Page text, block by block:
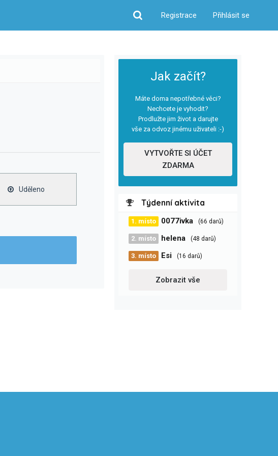
Hledat
Registrace Přihlásit se
Jak začít?
Máte doma nepotřebné věci?
Nechcete je vyhodit?
Prodlužte jim život a darujte
vše za odvoz jinému uživateli :-)
VYTVOŘTE SI ÚČET
ZDARMA
Týdenní aktivita
1. místo 0077ivka (66 darů)
2. místo helena (48 darů)
3. místo Esi (16 darů)
Zobrazit vše
Uděleno